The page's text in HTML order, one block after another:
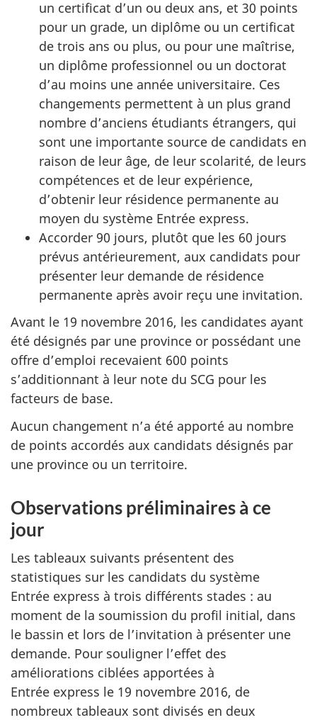
un certificat d’un ou deux ans, et 30 points
pour un grade, un diplôme ou un certificat
de trois ans ou plus, ou pour une maîtrise,
un diplôme professionnel ou un doctorat
d’au moins une année universitaire. Ces
changements permettent à un plus grand
nombre d’anciens étudiants étrangers, qui
sont une importante source de candidats en
raison de leur âge, de leur scolarité, de leurs
compétences et de leur expérience,
d’obtenir leur résidence permanente au
moyen du système Entrée express.
Accorder 90 jours, plutôt que les 60 jours
prévus antérieurement, aux candidats pour
présenter leur demande de résidence
permanente après avoir reçu une invitation.
Avant le 19 novembre 2016, les candidates ayant
été désignés par une province or possédant une
offre d’emploi recevaient 600 points
s’additionnant à leur note du SCG pour les
facteurs de base.
Aucun changement n’a été apporté au nombre
de points accordés aux candidats désignés par
une province ou un territoire.
Observations préliminaires à ce
jour
Les tableaux suivants présentent des
statistiques sur les candidats du système
Entrée express à trois différents stades : au
moment de la soumission du profil initial, dans
le bassin et lors de l’invitation à présenter une
demande. Pour souligner l’effet des
améliorations ciblées apportées à
Entrée express le 19 novembre 2016, de
nombreux tableaux sont divisés en deux